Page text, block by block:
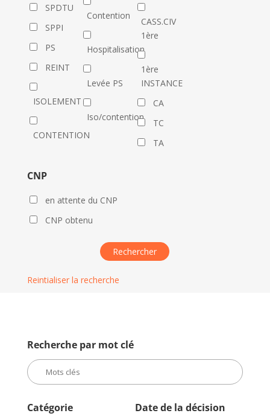
SPDTU
SPPI
PS
REINT
ISOLEMENT
CONTENTION
Contention
Hospitalisation
Levée PS
Iso/contention
CASS.CIV
1ère
1ère
INSTANCE
CA
TC
TA
CNP
en attente du CNP
CNP obtenu
Reintialiser la recherche
Recherche par mot clé
Catégorie Date de la décision